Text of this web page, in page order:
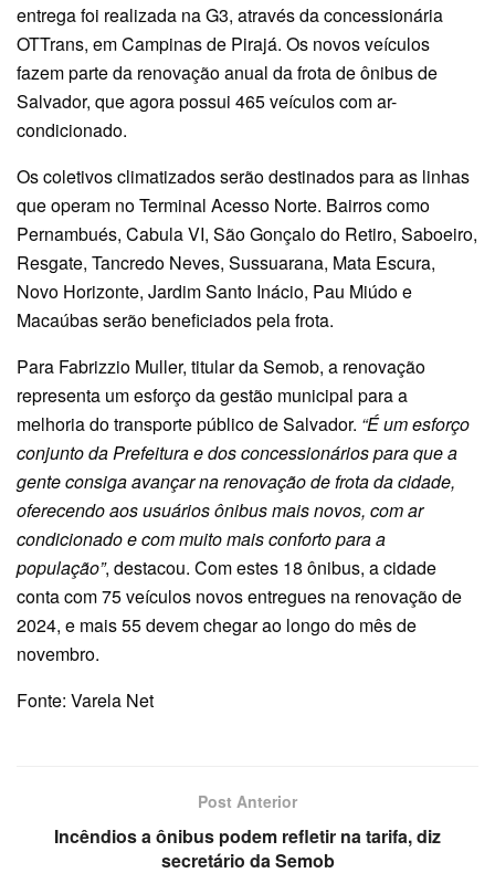
entrega foi realizada na G3, através da concessionária
OTTrans, em Campinas de Pirajá. Os novos veículos
fazem parte da renovação anual da frota de ônibus de
Salvador, que agora possui 465 veículos com ar-
condicionado.
Os coletivos climatizados serão destinados para as linhas
que operam no Terminal Acesso Norte. Bairros como
Pernambués, Cabula VI, São Gonçalo do Retiro, Saboeiro,
Resgate, Tancredo Neves, Sussuarana, Mata Escura,
Novo Horizonte, Jardim Santo Inácio, Pau Miúdo e
Macaúbas serão beneficiados pela frota.
Para Fabrizzio Muller, titular da Semob, a renovação
representa um esforço da gestão municipal para a
melhoria do transporte público de Salvador. “É um esforço
conjunto da Prefeitura e dos concessionários para que a
gente consiga avançar na renovação de frota da cidade,
oferecendo aos usuários ônibus mais novos, com ar
condicionado e com muito mais conforto para a
população”, destacou. Com estes 18 ônibus, a cidade
conta com 75 veículos novos entregues na renovação de
2024, e mais 55 devem chegar ao longo do mês de
novembro.
Fonte: Varela Net
Post Anterior
Incêndios a ônibus podem refletir na tarifa, diz
secretário da Semob